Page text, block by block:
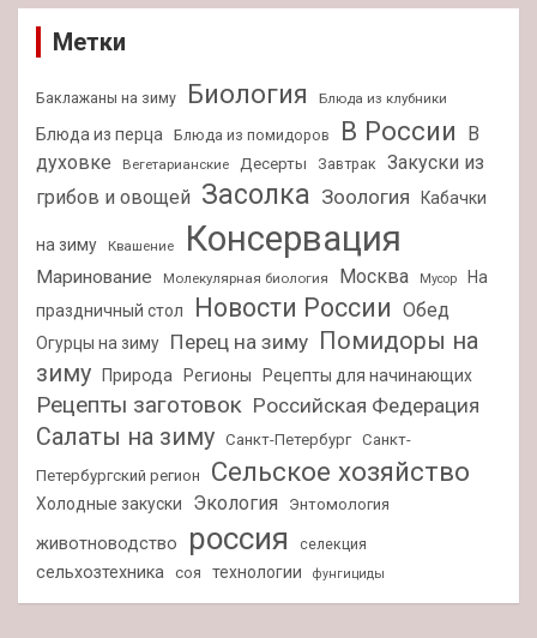
Метки
Баклажаны на зиму Биология Блюда из клубники
Блюда из перца Блюда из помидоров В России
В
духовке
Вегетарианские Десерты Завтрак Закуски из
грибов и овощей Засолка Зоология Кабачки
на зиму Квашение Консервация
Маринование Молекулярная биология Москва Мусор
На
праздничный стол
Новости России Обед
Огурцы на зиму Перец на зиму Помидоры на
зиму
Природа Регионы Рецепты для начинающих
Рецепты заготовок Российская Федерация
Салаты на зиму Санкт-Петербург Санкт-
Петербургский регион
Сельское хозяйство
Холодные закуски Экология Энтомология
животноводство россия селекция
сельхозтехника соя технологии фунгициды